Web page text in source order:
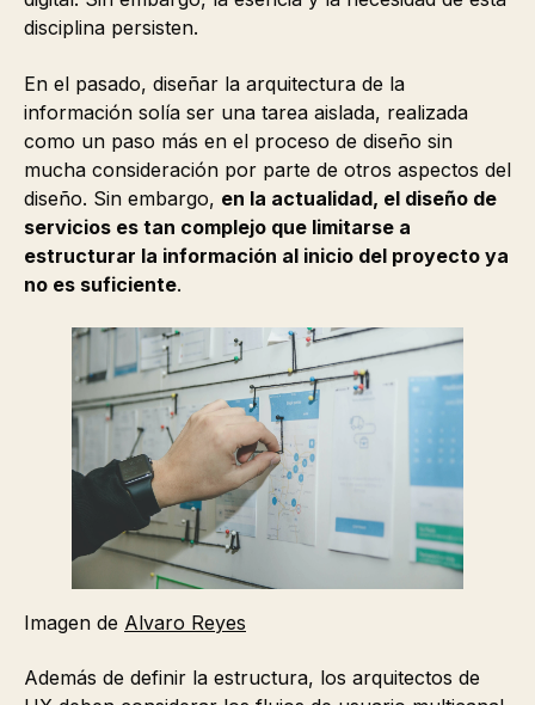
disciplina persisten.
En el pasado, diseñar la arquitectura de la
información solía ser una tarea aislada, realizada
como un paso más en el proceso de diseño sin
mucha consideración por parte de otros aspectos del
diseño. Sin embargo, en la actualidad, el diseño de
servicios es tan complejo que limitarse a
estructurar la información al inicio del proyecto ya
no es suficiente.
Imagen de Alvaro Reyes
Además de definir la estructura, los arquitectos de